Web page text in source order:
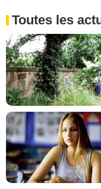
Toutes les